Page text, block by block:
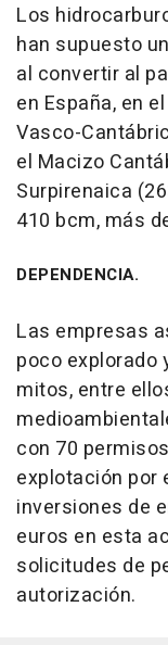
Los
han supuesto
al convertir al
en España, en
Vasco-
el Macizo
Surpirenaica
410 bcm, más
DEPENDENCIA.
Las empresas
poco explorado
mitos, entre
con 70
explotación por
inversiones de
euros en esta
solicitudes de
autorización.